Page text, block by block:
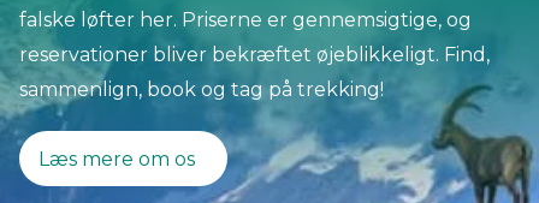
falske løfter her. Priserne er gennemsigtige, og
reservationer bliver bekræftet øjeblikkeligt. Find,
sammenlign, book og tag på trekking!
Læs mere om os